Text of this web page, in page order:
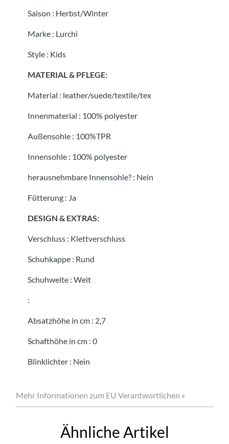
Saison : Herbst/Winter
Marke : Lurchi
Style : Kids
MATERIAL & PFLEGE:
Material : leather/suede/textile/tex
Innenmaterial : 100% polyester
Außensohle : 100%TPR
Innensohle : 100% polyester
herausnehmbare Innensohle? : Nein
Fütterung : Ja
DESIGN & EXTRAS:
Verschluss : Klettverschluss
Schuhkappe : Rund
Schuhweite : Weit
:
Absatzhöhe in cm : 2,7
Schafthöhe in cm : 0
Blinklichter : Nein
Mehr Informationen zum EU Verantwortlichen »
Ähnliche Artikel